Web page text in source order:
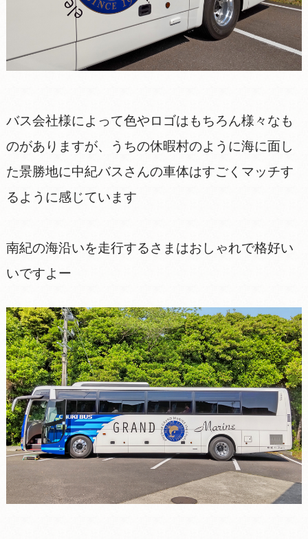
バス会社様によって色やロゴはもちろん様々なも
のがありますが、うちの休暇村のように海に面し
た景勝地に中紀バスさんの車体はすごくマッチす
るように感じています
南紀の海沿いを走行するさまはおしゃれで格好い
いですよー